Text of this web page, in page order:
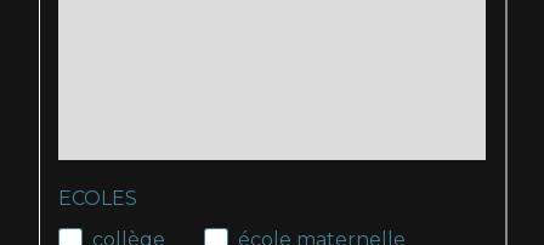
ECOLES
collège
école maternelle